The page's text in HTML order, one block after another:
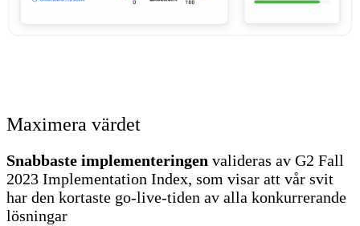
Maximera värdet
Snabbaste implementeringen valideras av G2 Fall
2023 Implementation Index, som visar att vår svit
har den kortaste go-live-tiden av alla konkurrerande
lösningar